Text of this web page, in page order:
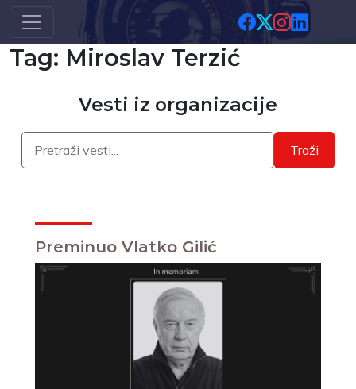
Skip to main content
Tag: Miroslav Terzić
Vesti iz organizacije
Traži
Preminuo Vlatko Gilić